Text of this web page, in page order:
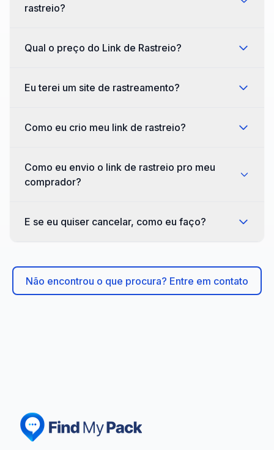
rastreio?
Qual o preço do Link de Rastreio?
Eu terei um site de rastreamento?
Como eu crio meu link de rastreio?
Como eu envio o link de rastreio pro meu
comprador?
E se eu quiser cancelar, como eu faço?
Não encontrou o que procura? Entre em contato